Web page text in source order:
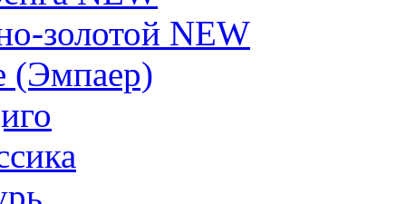
золотой NEW
(Эмпаер)